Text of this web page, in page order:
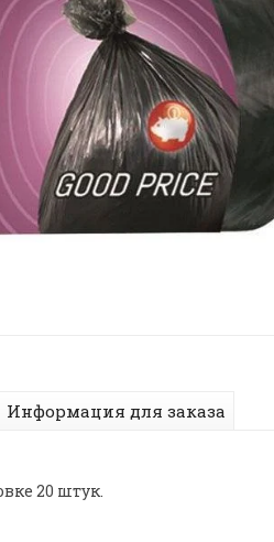
Информация для заказа
20 штук.